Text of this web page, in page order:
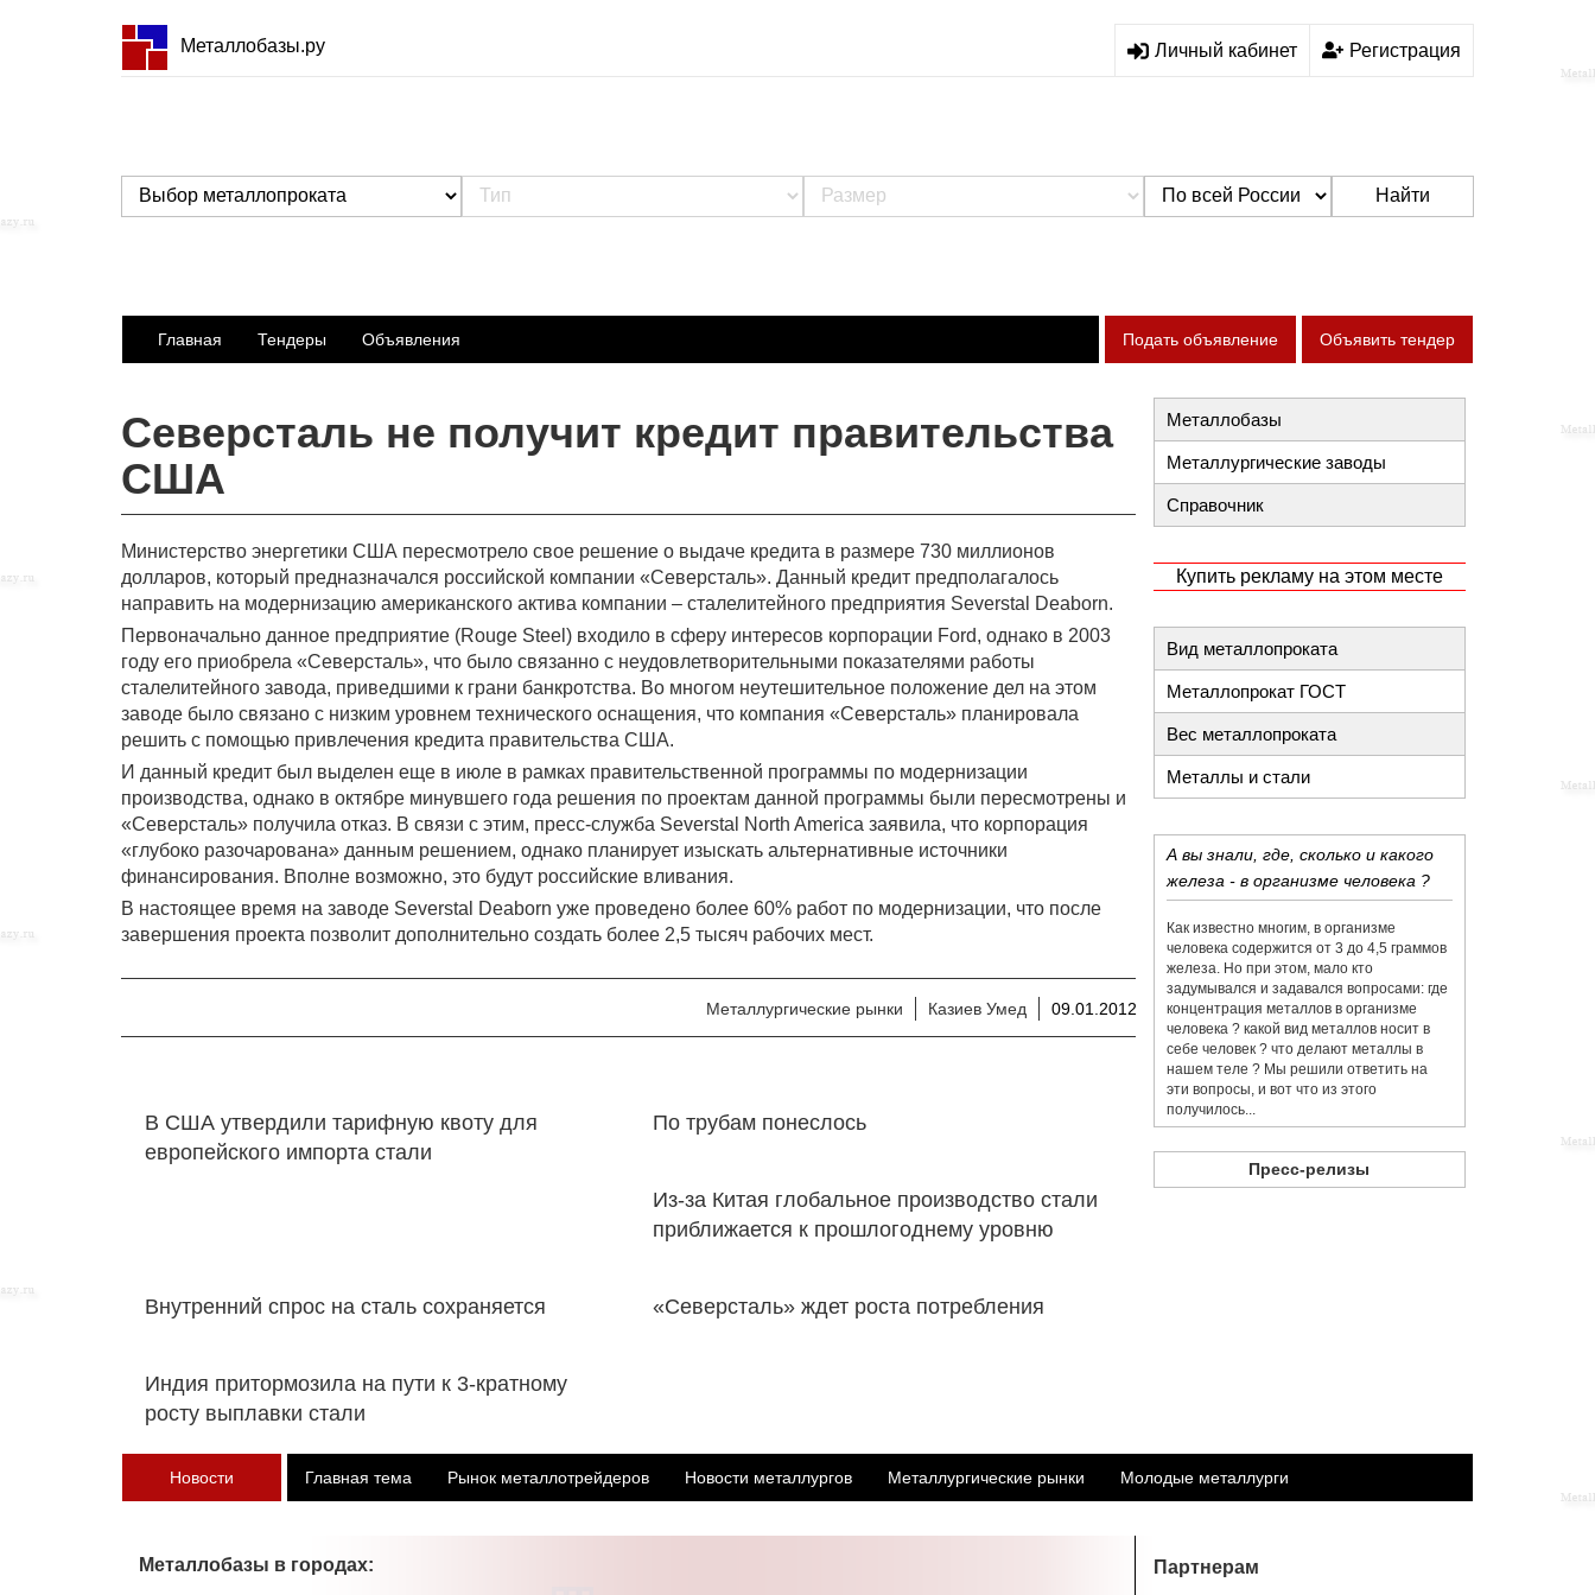
Металлобазы.ру Личный кабинет Регистрация
Найти
Главная Тендеры Объявления Подать объявление Объявить тендер
Северсталь не получит кредит правительства
США
Министерство энергетики США пересмотрело свое решение о выдаче кредита в размере 730 миллионов
долларов, который предназначался российской компании «Северсталь». Данный кредит предполагалось
направить на модернизацию американского актива компании – сталелитейного предприятия Severstal Deaborn.
Первоначально данное предприятие (Rouge Steel) входило в сферу интересов корпорации Ford, однако в 2003
году его приобрела «Северсталь», что было связанно с неудовлетворительными показателями работы
сталелитейного завода, приведшими к грани банкротства. Во многом неутешительное положение дел на этом
заводе было связано с низким уровнем технического оснащения, что компания «Северсталь» планировала
решить с помощью привлечения кредита правительства США.
И данный кредит был выделен еще в июле в рамках правительственной программы по модернизации
производства, однако в октябре минувшего года решения по проектам данной программы были пересмотрены и
«Северсталь» получила отказ. В связи с этим, пресс-служба Severstal North America заявила, что корпорация
«глубоко разочарована» данным решением, однако планирует изыскать альтернативные источники
финансирования. Вполне возможно, это будут российские вливания.
В настоящее время на заводе Severstal Deaborn уже проведено более 60% работ по модернизации, что после
завершения проекта позволит дополнительно создать более 2,5 тысяч рабочих мест.
Металлургические рынки Казиев Умед 09.01.2012
В США утвердили тарифную квоту для
европейского импорта стали
По трубам понеслось
Из-за Китая глобальное производство стали
приближается к прошлогоднему уровню
Внутренний спрос на сталь сохраняется «Северсталь» ждет роста потребления
Индия притормозила на пути к 3-кратному
росту выплавки стали
Металлобазы
Металлургические заводы
Справочник
Купить рекламу на этом месте
Вид металлопроката
Металлопрокат ГОСТ
Вес металлопроката
Металлы и стали
А вы знали, где, сколько и какого
железа - в организме человека ?
Как известно многим, в организме
человека содержится от 3 до 4,5 граммов
железа. Но при этом, мало кто
задумывался и задавался вопросами: где
концентрация металлов в организме
человека ? какой вид металлов носит в
себе человек ? что делают металлы в
нашем теле ? Мы решили ответить на
эти вопросы, и вот что из этого
получилось...
Пресс-релизы
Новости Главная тема Рынок металлотрейдеров Новости металлургов Металлургические рынки Молодые металлурги
Металлобазы в городах: Партнерам